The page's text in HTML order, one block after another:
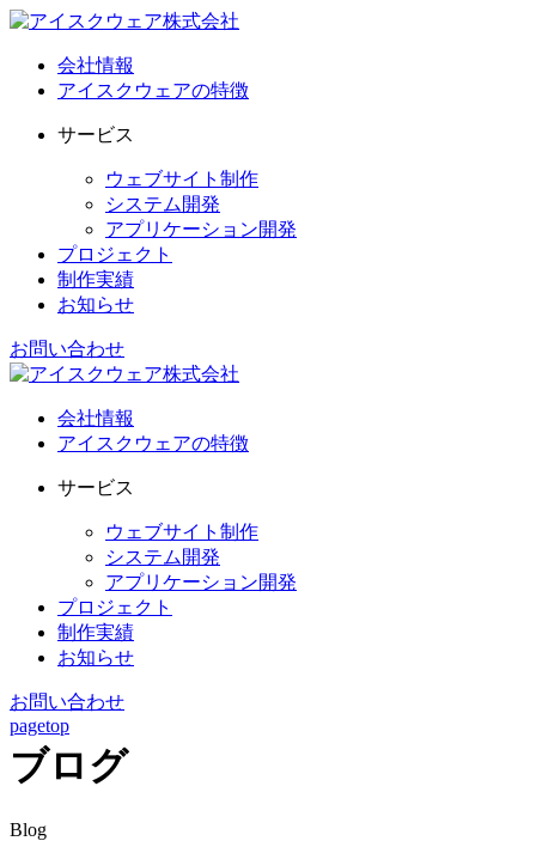
会社情報
アイスクウェアの特徴
サービス
ウェブサイト制作
システム開発
アプリケーション開発
プロジェクト
制作実績
お知らせ
お問い合わせ
会社情報
アイスクウェアの特徴
サービス
ウェブサイト制作
システム開発
アプリケーション開発
プロジェクト
制作実績
お知らせ
お問い合わせ
ブログ
Blog
pagetop